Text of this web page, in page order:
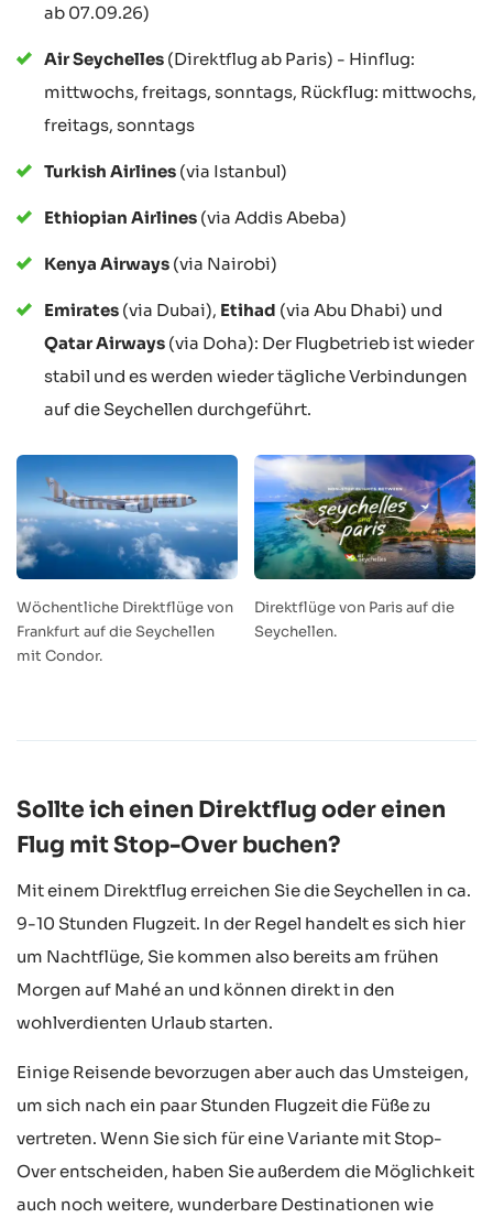
ab 07.09.26)
Air Seychelles (Direktflug ab Paris) - Hinflug:
mittwochs, freitags, sonntags, Rückflug: mittwochs,
freitags, sonntags
Turkish Airlines (via Istanbul)
Ethiopian Airlines (via Addis Abeba)
Kenya Airways (via Nairobi)
Emirates (via Dubai), Etihad (via Abu Dhabi) und
Qatar Airways (via Doha): Der Flugbetrieb ist wieder
stabil und es werden wieder tägliche Verbindungen
auf die Seychellen durchgeführt.
Wöchentliche Direktflüge von
Frankfurt auf die Seychellen
mit Condor.
Direktflüge von Paris auf die
Seychellen.
Sollte ich einen Direktflug oder einen
Flug mit Stop-Over buchen?
Mit einem Direktflug erreichen Sie die Seychellen in ca.
9-10 Stunden Flugzeit. In der Regel handelt es sich hier
um Nachtflüge, Sie kommen also bereits am frühen
Morgen auf Mahé an und können direkt in den
wohlverdienten Urlaub starten.
Einige Reisende bevorzugen aber auch das Umsteigen,
um sich nach ein paar Stunden Flugzeit die Füße zu
vertreten. Wenn Sie sich für eine Variante mit Stop-
Over entscheiden, haben Sie außerdem die Möglichkeit
auch noch weitere, wunderbare Destinationen wie